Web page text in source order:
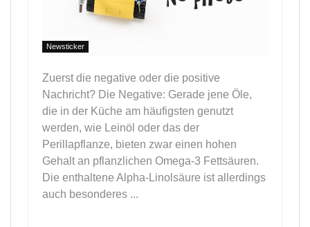
Newsticker
Zuerst die negative oder die positive
Nachricht? Die Negative: Gerade jene Öle,
die in der Küche am häufigsten genutzt
werden, wie Leinöl oder das der
Perillapflanze, bieten zwar einen hohen
Gehalt an pflanzlichen Omega-3 Fettsäuren.
Die enthaltene Alpha-Linolsäure ist allerdings
auch besonderes ...